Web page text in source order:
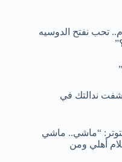
تحب نفتح الدوسيه
شفت ندالتك في
“ماشي.. ماشي
أهلي ومن